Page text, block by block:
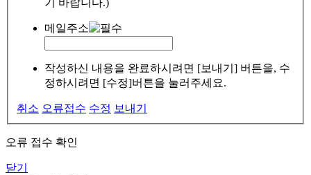
메일주소
작성하신 내용을 완료하시려면 [보내기] 버튼을, 수
정하시려면 [수정]버튼을 눌러주세요.
취소 오류접수 수정 보내기
오류 접수 확인
닫기